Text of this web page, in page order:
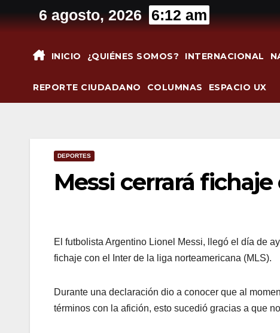
al
6 agosto, 2026 6:12 am
INICIO ¿QUIÉNES SOMOS? INTERNACIONAL
REPORTE CIUDADANO COLUMNAS ESPACIO UX
DEPORTES
Messi cerrará
El futbolista Argentino Lionel Messi, llegó el día de
fichaje con el Inter de la liga norteamericana (MLS).
Durante una declaración dio a conocer que al
términos con la afición, esto sucedió gracias a que